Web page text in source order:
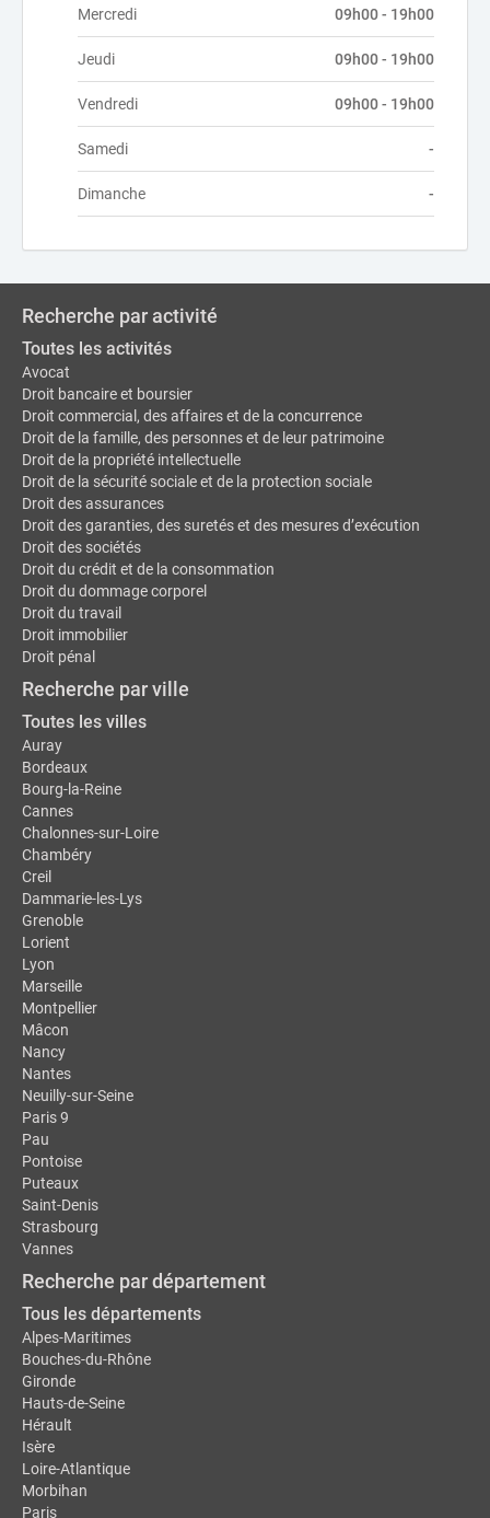
Mercredi 09h00 - 19h00
Jeudi 09h00 - 19h00
Vendredi 09h00 - 19h00
Samedi -
Dimanche -
Recherche par activité
Toutes les activités
Avocat
Droit bancaire et boursier
Droit commercial, des affaires et de la concurrence
Droit de la famille, des personnes et de leur patrimoine
Droit de la propriété intellectuelle
Droit de la sécurité sociale et de la protection sociale
Droit des assurances
Droit des garanties, des suretés et des mesures d’exécution
Droit des sociétés
Droit du crédit et de la consommation
Droit du dommage corporel
Droit du travail
Droit immobilier
Droit pénal
Recherche par ville
Toutes les villes
Auray
Bordeaux
Bourg-la-Reine
Cannes
Chalonnes-sur-Loire
Chambéry
Creil
Dammarie-les-Lys
Grenoble
Lorient
Lyon
Marseille
Montpellier
Mâcon
Nancy
Nantes
Neuilly-sur-Seine
Paris 9
Pau
Pontoise
Puteaux
Saint-Denis
Strasbourg
Vannes
Recherche par département
Tous les départements
Alpes-Maritimes
Bouches-du-Rhône
Gironde
Hauts-de-Seine
Hérault
Isère
Loire-Atlantique
Morbihan
Paris